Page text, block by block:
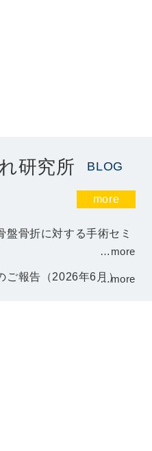
研究所 BLOG
more
盤骨折に対する手術セミ
…more
ご報告（2026年6月）
…more